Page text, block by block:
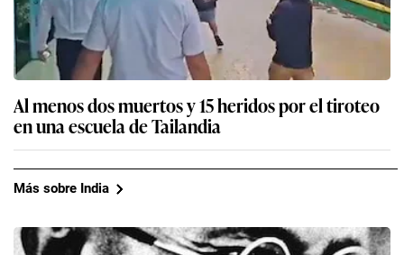
Al menos dos muertos y 15 heridos por el tiroteo
en una escuela de Tailandia
Más sobre India